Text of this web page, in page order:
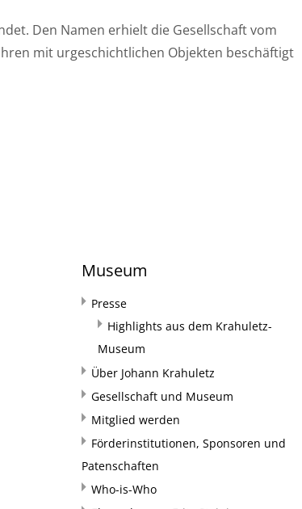
Den Namen erhielt die Gesellschaft vom
mit urgeschichtlichen Objekten beschäftigt
Museum
Presse
Highlights aus dem Krahuletz-
Museum
Über Johann Krahuletz
Gesellschaft und Museum
Mitglied werden
Förderinstitutionen, Sponsoren und
Patenschaften
Who-is-Who